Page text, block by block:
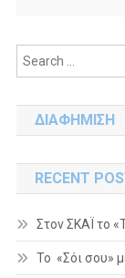
ΔΙΑΦΗΜΙΣΗ
RECENT
Στον ΣΚΑΪ το
Το «Σόι σου»